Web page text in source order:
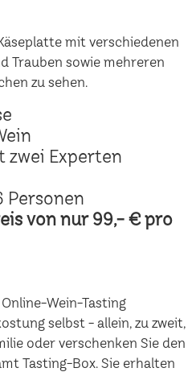
Experten
Personen
von nur 99,- € pro
Wein-Tasting
selbst - allein, zu zweit,
oder verschenken Sie den
Tasting-Box. Sie erhalten